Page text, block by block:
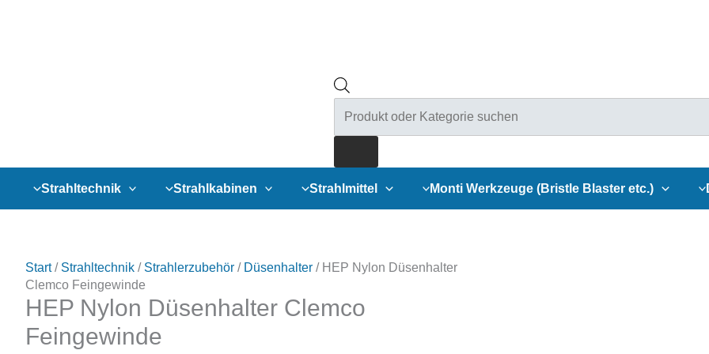
search
Strahltechnik Strahlkabinen Strahlmittel Monti Werkzeuge (Bristle Blaster etc.)
Start/ Strahltechnik / Strahlerzubehör / Düsenhalter / HEP Nylon Düsenhalter
Clemco Feingewinde
HEP Nylon Düsenhalter Clemco
Feingewinde